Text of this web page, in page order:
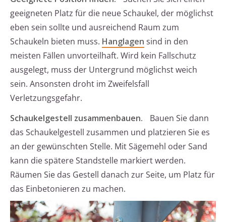
geeigneten Platz für die neue Schaukel, der möglichst
eben sein sollte und ausreichend Raum zum
Schaukeln bieten muss. Hanglagen sind in den
meisten Fällen unvorteilhaft. Wird kein Fallschutz
ausgelegt, muss der Untergrund möglichst weich
sein. Ansonsten droht im Zweifelsfall
Verletzungsgefahr.
Schaukelgestell zusammenbauen.
Bauen Sie dann
das Schaukelgestell zusammen und platzieren Sie es
an der gewünschten Stelle. Mit Sägemehl oder Sand
kann die spätere Standstelle markiert werden.
Räumen Sie das Gestell danach zur Seite, um Platz für
das Einbetonieren zu machen.